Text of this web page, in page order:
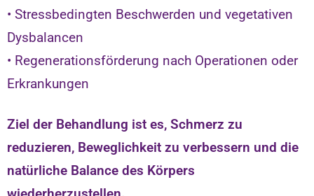
• Stressbedingten Beschwerden und vegetativen
Dysbalancen
• Regenerationsförderung nach Operationen oder
Erkrankungen
Ziel der Behandlung ist es, Schmerz zu
reduzieren, Beweglichkeit zu verbessern und die
natürliche Balance des Körpers